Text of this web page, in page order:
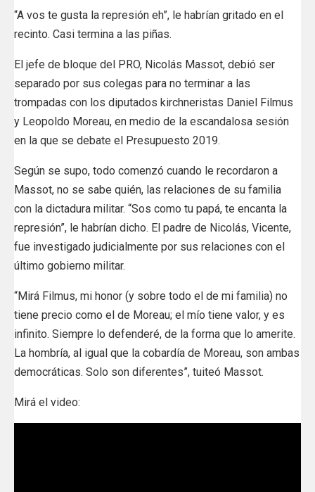
“A vos te gusta la represión eh”, le habrían gritado en el
recinto. Casi termina a las piñas.
El jefe de bloque del PRO, Nicolás Massot, debió ser
separado por sus colegas para no terminar a las
trompadas con los diputados kirchneristas Daniel Filmus
y Leopoldo Moreau, en medio de la escandalosa sesión
en la que se debate el Presupuesto 2019.
Según se supo, todo comenzó cuando le recordaron a
Massot, no se sabe quién, las relaciones de su familia
con la dictadura militar. “Sos como tu papá, te encanta la
represión”, le habrían dicho. El padre de Nicolás, Vicente,
fue investigado judicialmente por sus relaciones con el
último gobierno militar.
“Mirá Filmus, mi honor (y sobre todo el de mi familia) no
tiene precio como el de Moreau; el mío tiene valor, y es
infinito. Siempre lo defenderé, de la forma que lo amerite.
La hombría, al igual que la cobardía de Moreau, son ambas
democráticas. Solo son diferentes”, tuiteó Massot.
Mirá el video: